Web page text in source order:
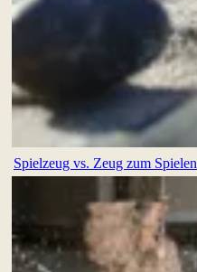
Spielzeug vs. Zeug zum Spielen